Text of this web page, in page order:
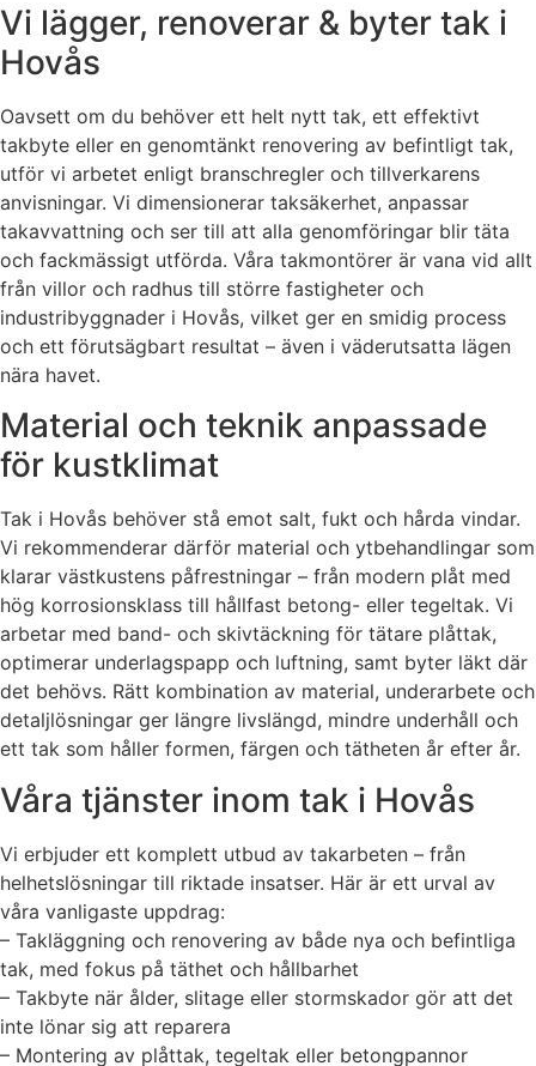
Vi lägger, renoverar & byter tak i
Hovås
Oavsett om du behöver ett helt nytt tak, ett effektivt
takbyte eller en genomtänkt renovering av befintligt tak,
utför vi arbetet enligt branschregler och tillverkarens
anvisningar. Vi dimensionerar taksäkerhet, anpassar
takavvattning och ser till att alla genomföringar blir täta
och fackmässigt utförda. Våra takmontörer är vana vid allt
från villor och radhus till större fastigheter och
industribyggnader i Hovås, vilket ger en smidig process
och ett förutsägbart resultat – även i väderutsatta lägen
nära havet.
Material och teknik anpassade
för kustklimat
Tak i Hovås behöver stå emot salt, fukt och hårda vindar.
Vi rekommenderar därför material och ytbehandlingar som
klarar västkustens påfrestningar – från modern plåt med
hög korrosionsklass till hållfast betong- eller tegeltak. Vi
arbetar med band- och skivtäckning för tätare plåttak,
optimerar underlagspapp och luftning, samt byter läkt där
det behövs. Rätt kombination av material, underarbete och
detaljlösningar ger längre livslängd, mindre underhåll och
ett tak som håller formen, färgen och tätheten år efter år.
Våra tjänster inom tak i Hovås
Vi erbjuder ett komplett utbud av takarbeten – från
helhetslösningar till riktade insatser. Här är ett urval av
våra vanligaste uppdrag:
– Takläggning och renovering av både nya och befintliga
tak, med fokus på täthet och hållbarhet
– Takbyte när ålder, slitage eller stormskador gör att det
inte lönar sig att reparera
– Montering av plåttak, tegeltak eller betongpannor